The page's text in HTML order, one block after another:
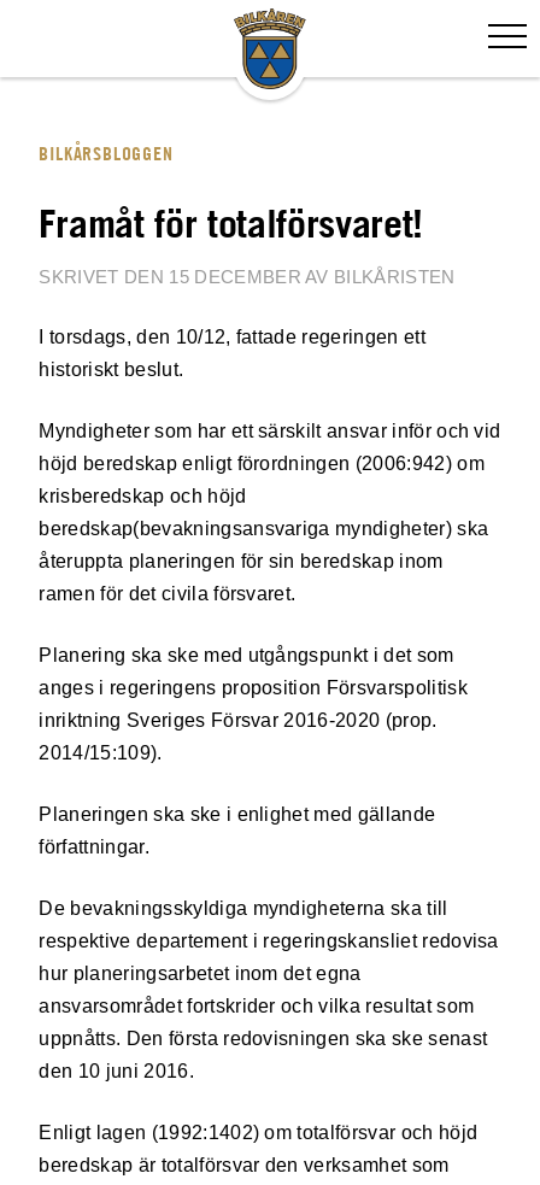
BILKÅRSBLOGGEN
Framåt för totalförsvaret!
SKRIVET DEN 15 DECEMBER AV BILKÅRISTEN
I torsdags, den 10/12, fattade regeringen ett
historiskt beslut.
Myndigheter som har ett särskilt ansvar inför och vid
höjd beredskap enligt förordningen (2006:942) om
krisberedskap och höjd
beredskap(bevakningsansvariga myndigheter) ska
återuppta planeringen för sin beredskap inom
ramen för det civila försvaret.
Planering ska ske med utgångspunkt i det som
anges i regeringens proposition Försvarspolitisk
inriktning Sveriges Försvar 2016-2020 (prop.
2014/15:109).
Planeringen ska ske i enlighet med gällande
författningar.
De bevakningsskyldiga myndigheterna ska till
respektive departement i regeringskansliet redovisa
hur planeringsarbetet inom det egna
ansvarsområdet fortskrider och vilka resultat som
uppnåtts. Den första redovisningen ska ske senast
den 10 juni 2016.
Enligt lagen (1992:1402) om totalförsvar och höjd
beredskap är totalförsvar den verksamhet som